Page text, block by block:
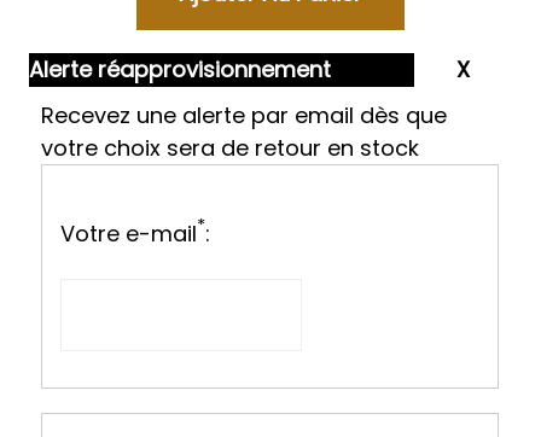
Alerte réapprovisionnement
Recevez une alerte par email dès que
votre choix sera de retour en stock
Votre e-mail*: